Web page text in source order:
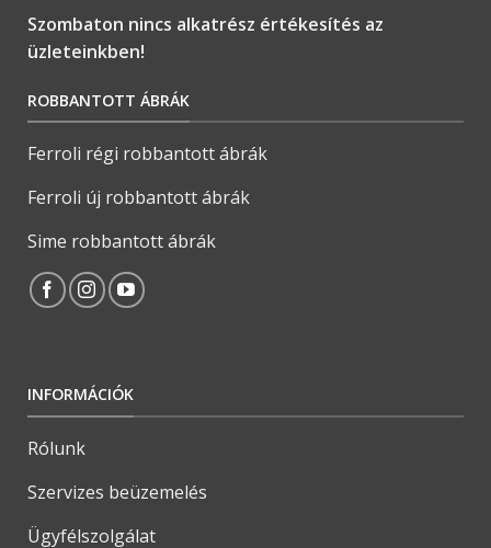
Szombaton nincs alkatrész értékesítés az
üzleteinkben!
ROBBANTOTT ÁBRÁK
Ferroli régi robbantott ábrák
Ferroli új robbantott ábrák
Sime robbantott ábrák
INFORMÁCIÓK
Rólunk
Szervizes beüzemelés
Ügyfélszolgálat